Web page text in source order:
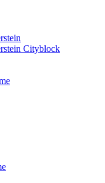
Cityblock